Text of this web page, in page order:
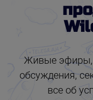
Живые эфиры,
обсуждения,
все об